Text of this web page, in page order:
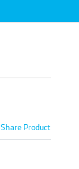
Share Product